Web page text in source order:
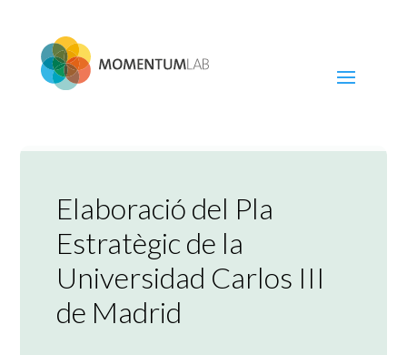
content
Elaboració del Pla
Estratègic de la
Universidad Carlos III
de Madrid